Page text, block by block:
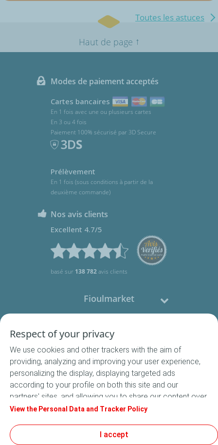
Toutes les astuces
Haut de page ↑
Modes de paiement acceptés
Cartes bancaires
En 1 fois avec une ou plusieurs cartes
En 3 ou 4 fois
Paiement 100% sécurisé par 3D Secure
Prélèvement
En 1 fois (sous conditions à partir de la
deuxième commande)
Nos avis clients
Excellent 4.7/5
basé sur 138 782avis clients
Fioulmarket
Nous contacter
Suivez-nous
Conditions Générales de Vente
Respect of your privacy
We use cookies and other trackers with the aim of
providing, analyzing and improving your user experience,
personalizing the display, displaying targeted ads
according to your profile on both this site and our
partners' sites, and allowing you to share our content over
social media. In accordance with French legislation,
default. You can change your cookie settings at any time
View the Personal Data and Tracker Policy
I accept